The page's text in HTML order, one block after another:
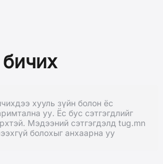
хууль зүйн болон ёс
уу. Ёс бус сэтгэгдлийг
Мэдээний сэтгэгдэлд tug.mn
болохыг анхаарна уу